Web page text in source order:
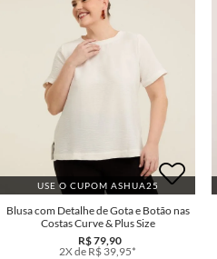
USE O CUPOM ASHUA25
Blusa com Detalhe de Gota e Botão nas
Costas Curve & Plus Size
R$ 79,90
2X de R$ 39,95*